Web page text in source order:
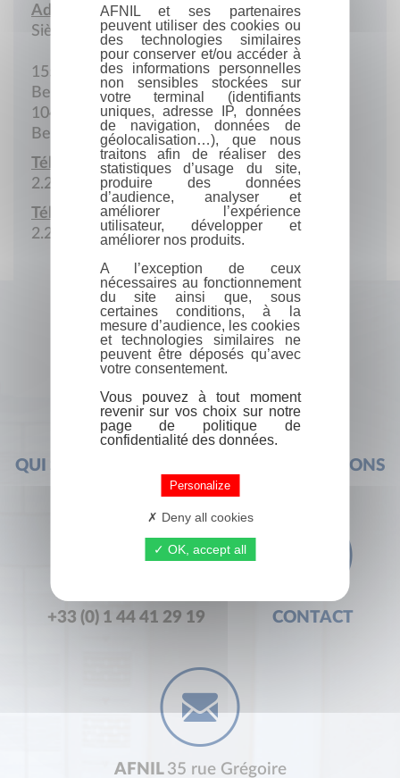
Adresse :
Siège social
155B2 Rue de la Loi, Résidence Palace, Bloc
Belliard
1040 Bruxelles
Belgique
Téléphone :
2.287.48.11
Télécopie :
2.287.47.10
QUI SOMMES-NOUS ? FOIRE AUX QUESTIONS
+33 (0) 1 44 41 29 19 CONTACT
AFNIL 35 rue Grégoire
AFNIL et ses partenaires
peuvent utiliser des cookies ou
des technologies similaires
pour conserver et/ou accéder à
des informations personnelles
non sensibles stockées sur
votre terminal (identifiants
uniques, adresse IP, données
de navigation, données de
géolocalisation…), que nous
traitons afin de réaliser des
statistiques d’usage du site,
produire des données
d’audience, analyser et
améliorer l’expérience
utilisateur, développer et
améliorer nos produits.
A l’exception de ceux
nécessaires au fonctionnement
du site ainsi que, sous
certaines conditions, à la
mesure d’audience, les cookies
et technologies similaires ne
peuvent être déposés qu’avec
votre consentement.
Vous pouvez à tout moment
revenir sur vos choix sur notre
page de politique de
confidentialité des données.
Personalize
Deny all cookies
OK, accept all